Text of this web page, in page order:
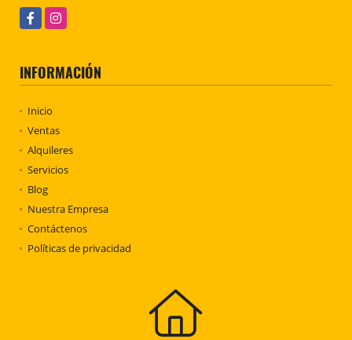
FacebookInstagram
INFORMACIÓN
Inicio
Ventas
Alquileres
Servicios
Blog
Nuestra Empresa
Contáctenos
Políticas de privacidad